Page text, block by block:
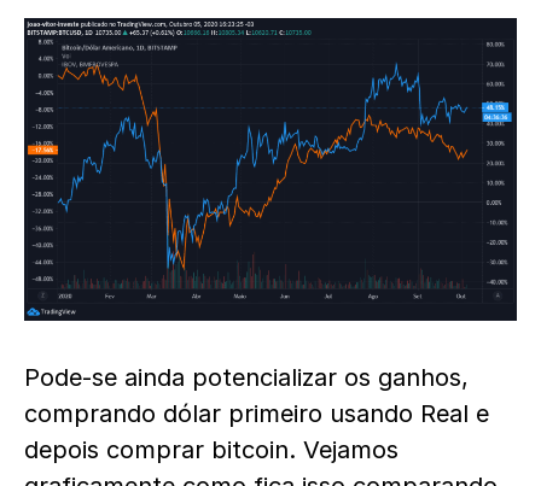
Pode-se ainda potencializar os ganhos,
comprando dólar primeiro usando Real e
depois comprar bitcoin. Vejamos